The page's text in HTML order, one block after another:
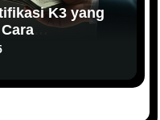
K3 yang